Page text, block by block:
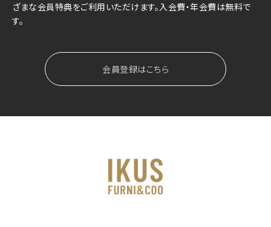
ざまな会員特典をご利用いただけます。入会費・年会費は無料で
す。
会員登録はこちら